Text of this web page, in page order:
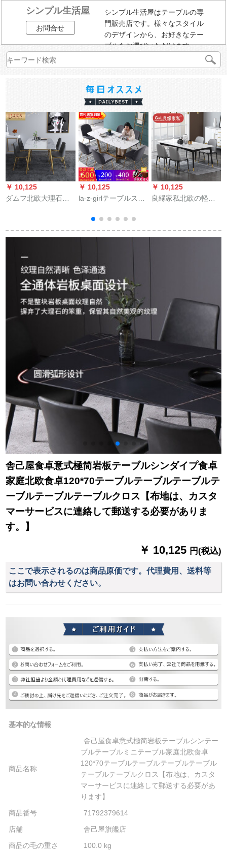
シンプル生活屋
お問合せ
シンプル生活屋はテーブルの専
門販売店です。様々なスタイル
のデザインから、お好きなテー
ブルをお選びいただけます。
￥ 10,125
ダムフ北欧大理石テ
贅沢な食事テーブル
後、モダシンプ金属
テーブル120*80*76
cmシングルテーブル
￥ 10,125
la-z-girlテーブルステ
の大理石テーブル北
欧のテーブルとテー
ル（色はカスタマイ
ズできます）1.4
m*0.8 mのモノクロの
テーブル
￥ 10,125
良縁家私北欧の軽い
人6人小さなタイプ純
舎己屋食卓意式極简岩板テーブルシンダイプ食卓
家庭北欧食卓120*70テーブルテーブルテーブルテ
ーブルテーブルテーブルクロス【布地は、カスタ
マーサービスに連絡して郵送する必要がありま
す。】
￥ 10,125 円(税込)
ここで表示されるのは商品原価です。代理費用、送料等
はお問い合わせください。
基本的な情報
商品名称
舎己屋食卓意式極简岩板テーブルシンテー
ブルテーブルミニテーブル家庭北欧食卓
120*70テーブルテーブルテーブルテーブル
テーブルテーブルクロス【布地は、カスタ
マーサービスに連絡して郵送する必要があ
ります】
商品番号
71792379614
店舗
舎己屋旗艦店
商品の毛の重さ
100.0 kg